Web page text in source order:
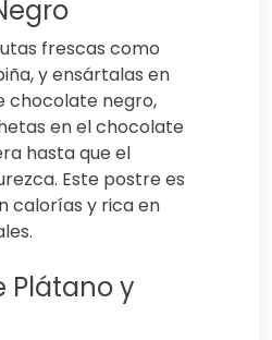
frescas como
y ensártalas en
chocolate negro,
en el chocolate
hasta que el
Este postre es
calorías y rica en
Plátano y